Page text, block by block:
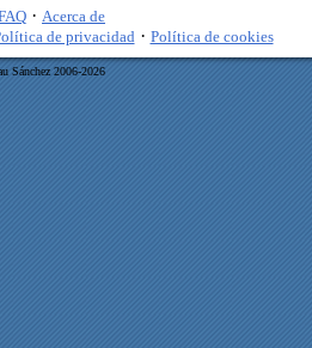
· Acerca de
de privacidad · Política de cookies
Sánchez 2006-2026